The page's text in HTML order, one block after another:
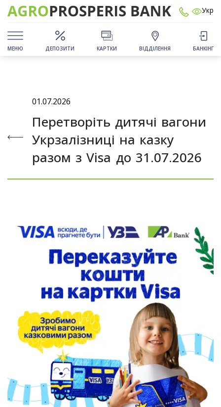
Укр
МЕНЮ ДЕПОЗИТИ КАРТКИ ВІДДІЛЕННЯ БАНКІНГ
01.07.2026
Перетворіть дитячі вагони
Укрзалізниці на казку
разом з Visa до 31.07.2026